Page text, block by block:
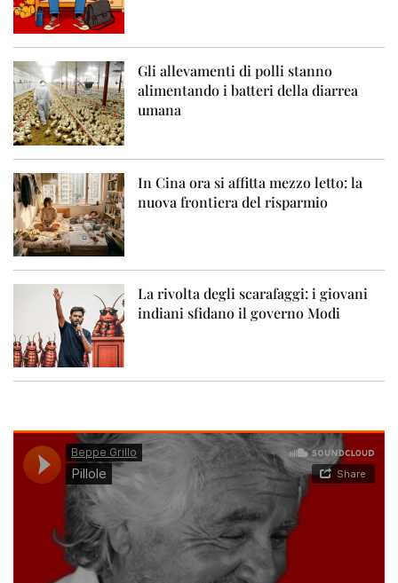
Gli allevamenti di polli stanno
alimentando i batteri della diarrea
umana
In Cina ora si affitta mezzo letto: la
nuova frontiera del risparmio
La rivolta degli scarafaggi: i giovani
indiani sfidano il governo Modi